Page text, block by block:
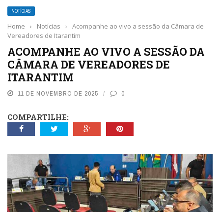
NOTÍCIAS
Home › Notícias ›
Acompanhe ao vivo a sessão da Câmara de
Vereadores de Itarantim
ACOMPANHE AO VIVO A SESSÃO DA
CÂMARA DE VEREADORES DE
ITARANTIM
11 DE NOVEMBRO DE 2025 0
COMPARTILHE: